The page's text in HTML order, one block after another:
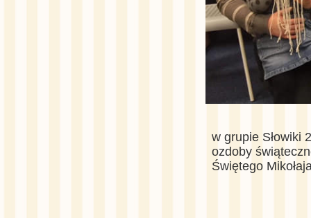
w grupie Słowiki
ozdoby
Świętego